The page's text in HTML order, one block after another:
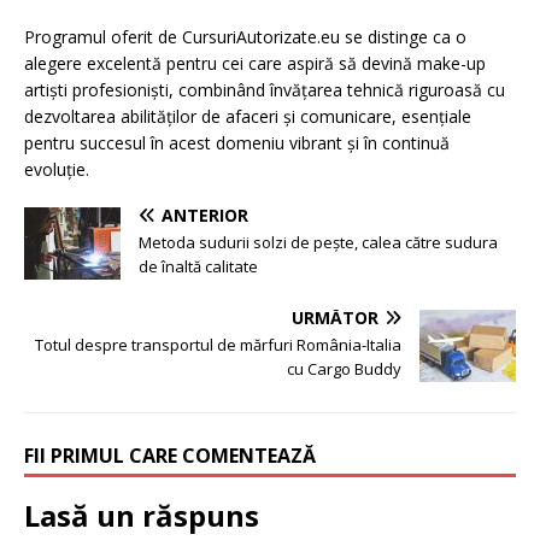
Programul oferit de CursuriAutorizate.eu se distinge ca o
alegere excelentă pentru cei care aspiră să devină make-up
artiști profesioniști, combinând învățarea tehnică riguroasă cu
dezvoltarea abilităților de afaceri și comunicare, esențiale
pentru succesul în acest domeniu vibrant și în continuă
evoluție.
ANTERIOR
Metoda sudurii solzi de pește, calea către sudura
de înaltă calitate
URMĂTOR
Totul despre transportul de mărfuri România-Italia
cu Cargo Buddy
FII PRIMUL CARE COMENTEAZĂ
Lasă un răspuns